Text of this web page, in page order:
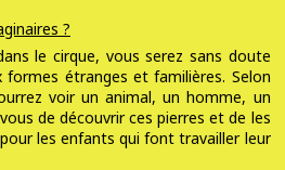
?
le cirque, vous serez sans doute
étranges et familières. Selon
voir un animal, un homme, un
de découvrir ces pierres et de les
les enfants qui font travailler leur